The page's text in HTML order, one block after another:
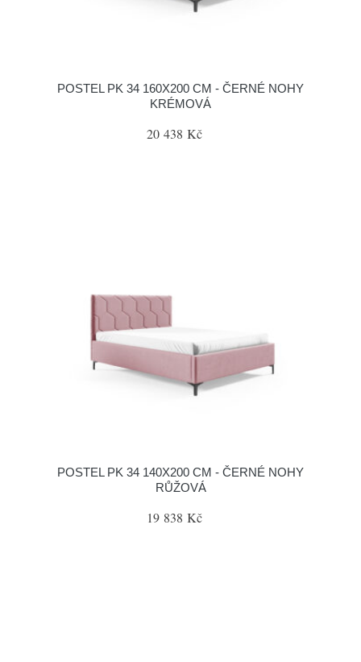
POSTEL PK 34 160X200 CM - ČERNÉ NOHY
KRÉMOVÁ
20 438 Kč
POSTEL PK 34 140X200 CM - ČERNÉ NOHY
RŮŽOVÁ
19 838 Kč